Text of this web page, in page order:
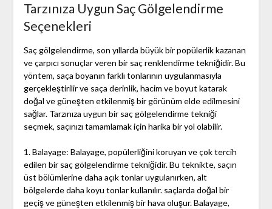
Tarzınıza Uygun Saç Gölgelendirme
Seçenekleri
Saç gölgelendirme, son yıllarda büyük bir popülerlik kazanan
ve çarpıcı sonuçlar veren bir saç renklendirme tekniğidir. Bu
yöntem, saça boyanın farklı tonlarının uygulanmasıyla
gerçekleştirilir ve saça derinlik, hacim ve boyut katarak
doğal ve güneşten etkilenmiş bir görünüm elde edilmesini
sağlar. Tarzınıza uygun bir saç gölgelendirme tekniği
seçmek, saçınızı tamamlamak için harika bir yol olabilir.
1. Balayage: Balayage, popülerliğini koruyan ve çok tercih
edilen bir saç gölgelendirme tekniğidir. Bu teknikte, saçın
üst bölümlerine daha açık tonlar uygulanırken, alt
bölgelerde daha koyu tonlar kullanılır. saçlarda doğal bir
geçiş ve güneşten etkilenmiş bir hava oluşur. Balayage,